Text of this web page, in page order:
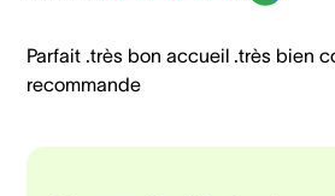
Parfait .très bon accueil .très bien
recommande